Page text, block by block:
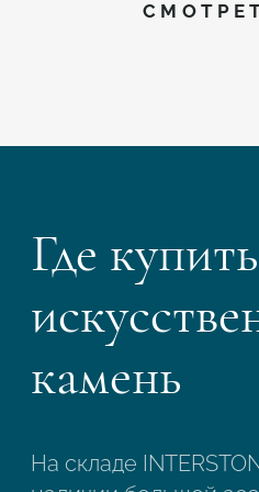
Где купить
камень
На складе